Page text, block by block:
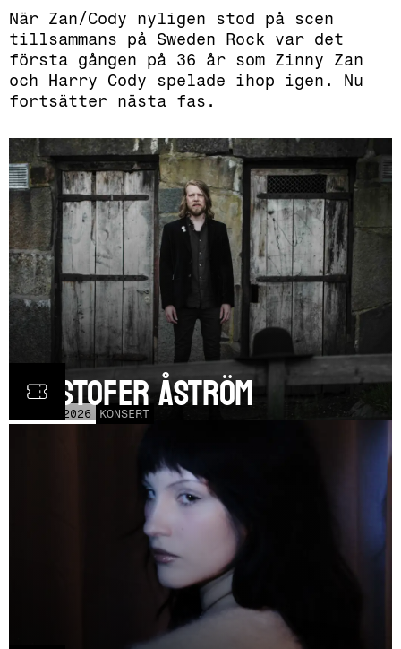
När Zan/Cody nyligen stod på scen
tillsammans på Sweden Rock var det
första gången på 36 år som Zinny Zan
och Harry Cody spelade ihop igen. Nu
fortsätter nästa fas.
2026 KONSERT
Kristofer Åström